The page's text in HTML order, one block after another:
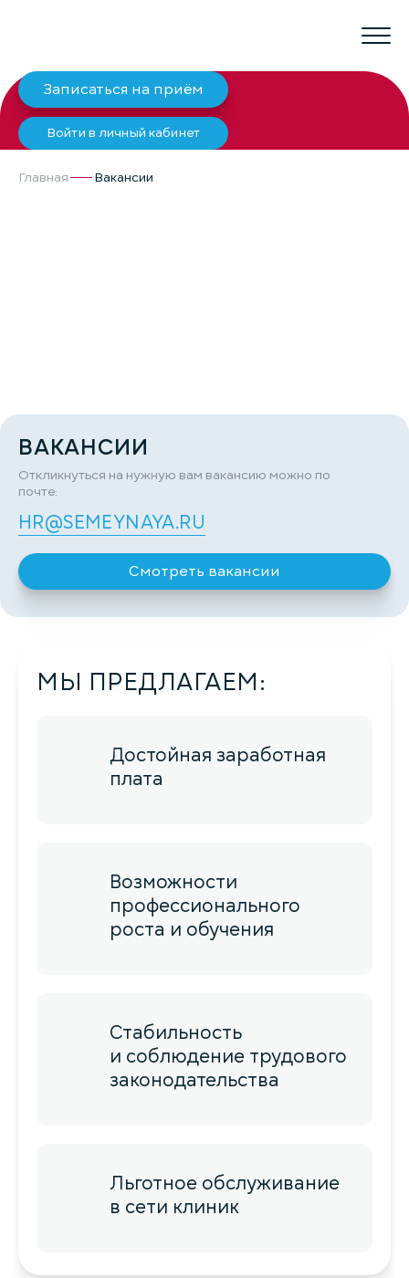
Записаться на приём
Войти в личный кабинет
Главная Вакансии
ВАКАНСИИ
Откликнуться на нужную вам вакансию можно по
почте:
HR@SEMEYNAYA.RU
Смотреть вакансии
МЫ ПРЕДЛАГАЕМ:
Достойная заработная
плата
Возможности
профессионального
роста и обучения
Стабильность
и соблюдение трудового
законодательства
Льготное обслуживание
в сети клиник